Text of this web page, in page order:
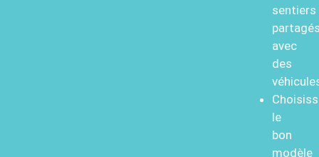
sentiers
avec
des
le
bon
modèle